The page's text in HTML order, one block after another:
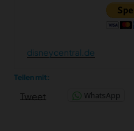
disneycentral.de
Teilen mit:
Tweet WhatsApp